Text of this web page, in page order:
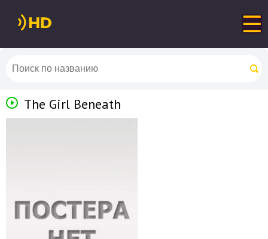
The Girl Beneath